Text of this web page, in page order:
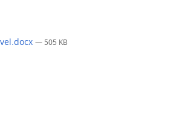
— 505 KB